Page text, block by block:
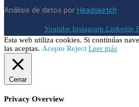
Análisis de datos por Headsketch
Youtube Instagram Linkedin
Esta web utiliza cookies. Si continúas
las aceptas. Acepto Reject Leer más
Cerrar
Privacy Overview